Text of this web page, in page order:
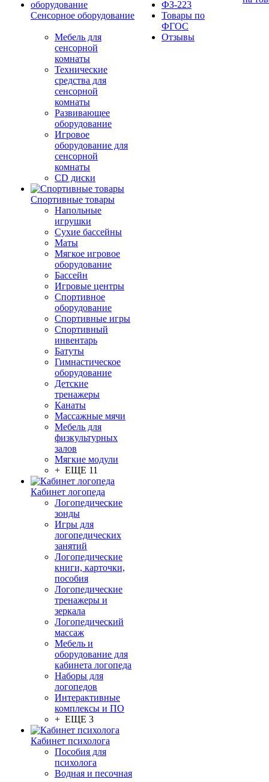
Сенсорное оборудование
Мебель для
сенсорной
комнаты
Технические
средства для
сенсорной
комнаты
Развивающее
оборудование
Игровое
оборудование для
сенсорной
комнаты
CD диски
Спортивные товары
Напольные
игрушки
Сухие бассейны
Маты
Мягкое игровое
оборудование
Бассейн
Игровые центры
Спортивное
оборудование
Спортивные игры
Спортивный
инвентарь
Батуты
Гимнастическое
оборудование
Детские
тренажеры
Канаты
Массажные мячи
Мебель для
физкультурных
залов
Мягкие модули
+ ЕЩЕ 11
Кабинет логопеда
Логопедические
зонды
Игры для
логопедических
занятий
Логопедические
книги, карточки,
пособия
Логопедические
тренажеры и
зеркала
Логопедический
массаж
Мебель и
оборудование для
кабинета логопеда
Наборы для
логопедов
Интерактивные
комплексы и ПО
+ ЕЩЕ 3
Кабинет психолога
Пособия для
психолога
Водная и песочная
ФЗ-223
Товары по
ФГОС
Отзывы